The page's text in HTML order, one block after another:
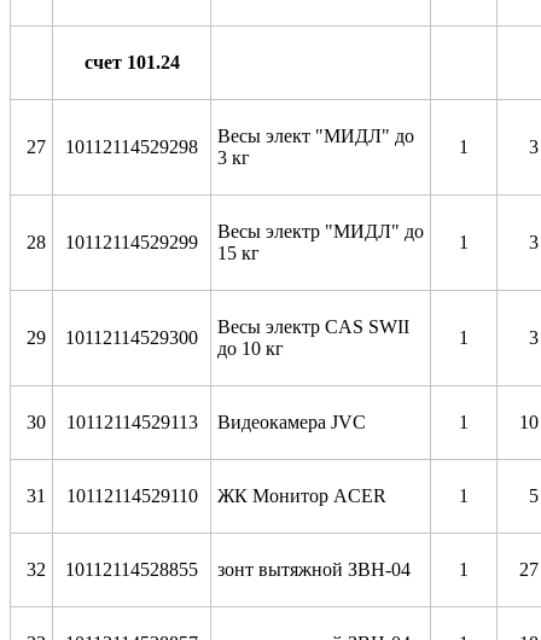
счет 101.24
27 10112114529298
Весы элект "МИДЛ" до
3 кг
1
28 10112114529299
Весы электр "МИДЛ" до
15 кг
1
29 10112114529300
Весы электр CAS SWII
до 10 кг
1
30 10112114529113 Видеокамера JVC 1
31 10112114529110 ЖК Монитор ACER 1
32 10112114528855 зонт вытяжной ЗВН-04 1